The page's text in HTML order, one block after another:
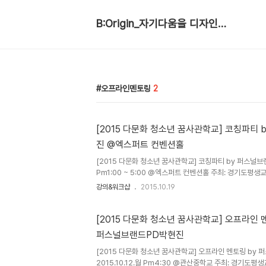
B:Origin_자기다움을 디자인합니다
오프라인멘토링 2
[2015 다문화 청소년 꿈사관학교] 코칭파티 by 퍼스널브랜드PD박현
진 @엑스퍼트 컨벤션홀
[2015 다문화 청소년 꿈사관학교] 코칭파티 by 퍼스널
Pm1:00 ~ 5:00 @엑스퍼트 컨벤션홀 주최: 경기도평생
영: 브랜드매니지먼트 엠유 / 후원: 사랑의 열매함께한 사람
예스로빅 퍼실리테이터 이혜미 샘의 진행으로 시작하는 멘
에 한번 했던 예스로빅. 오늘은 더욱 신나게, I say YES!!
연1. 이성빈 멘토의 '특별하지 않은 특별함' 특별한 사람은..
강의&워크샵 2015.10.19
[2015 다문화 청소년 꿈사관학교] 오프라인
퍼스널브랜드PD박현진
[2015 다문화 청소년 꿈사관학교] 오프라인 멘토링 by
2015.10.12.월 Pm4:30 @관산중학교 주최: 경기도평생